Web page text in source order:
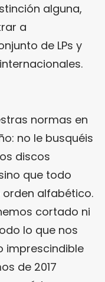
alguna,
a
de LPs y
normas en
no le busquéis
discos
que todo
alfabético.
cortado ni
lo que nos
imprescindible
de 2017